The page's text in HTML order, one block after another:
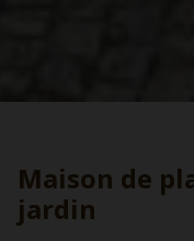
Maison de
jardin